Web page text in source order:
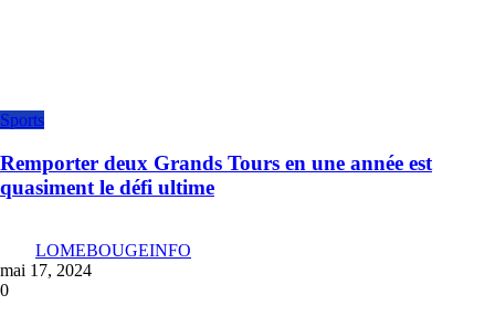
Sports
Remporter deux Grands Tours en une année est
quasiment le défi ultime
LOMEBOUGEINFO
mai 17, 2024
0